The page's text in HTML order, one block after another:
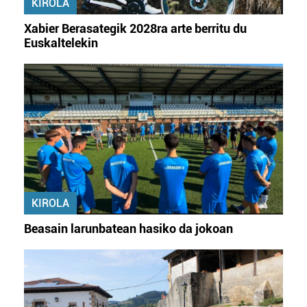
fitxategiak erabiltzen ditu. Zure esperientzia eta
baliatzen gara. Ohar hau onartuz gero, teknologia hori
irakurri
KIROLA
Xabier Berasategik 2028ra arte berritu du
Euskaltelekin
KIROLA
Beasain larunbatean hasiko da jokoan